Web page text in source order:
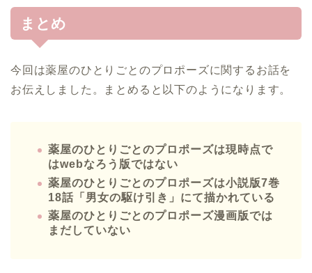
まとめ
今回は薬屋のひとりごとのプロポーズに関するお話を
お伝えしました。まとめると以下のようになります。
薬屋のひとりごとのプロポーズは現時点で
はwebなろう版ではない
薬屋のひとりごとのプロポーズは小説版7巻
18話「男女の駆け引き」にて描かれている
薬屋のひとりごとのプロポーズ漫画版では
まだしていない